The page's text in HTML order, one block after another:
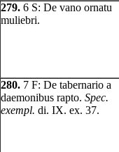
279. 6 S: De vano ornatu
muliebri.
280. 7 F: De tabernario a
daemonibus rapto. Spec.
exempl. di. IX. ex. 37.